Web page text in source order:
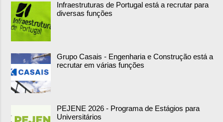
Infraestruturas de Portugal está a recrutar para
diversas funções
Grupo Casais - Engenharia e Construção está a
recrutar em várias funções
PEJENE 2026 - Programa de Estágios para
Universitários